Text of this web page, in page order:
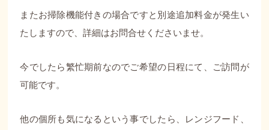
またお掃除機能付きの場合ですと別途追加料金が発生い
たしますので、詳細はお問合せくださいませ。
今でしたら繁忙期前なのでご希望の日程にて、ご訪問が
可能です。
他の個所も気になるという事でしたら、レンジフード、